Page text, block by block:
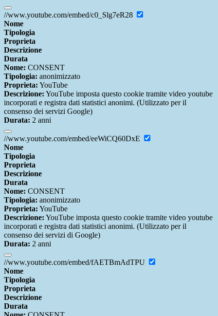
//www.youtube.com/embed/c0_Slg7eR28
Nome
Tipologia
Proprieta
Descrizione
Durata
Nome: CONSENT
Tipologia: anonimizzato
Proprieta: YouTube
Descrizione: YouTube imposta questo cookie tramite video youtube
incorporati e registra dati statistici anonimi. (Utilizzato per il
consenso dei servizi Google)
Durata: 2 anni
//www.youtube.com/embed/eeWiCQ60DxE
Nome
Tipologia
Proprieta
Descrizione
Durata
Nome: CONSENT
Tipologia: anonimizzato
Proprieta: YouTube
Descrizione: YouTube imposta questo cookie tramite video youtube
incorporati e registra dati statistici anonimi. (Utilizzato per il
consenso dei servizi di Google)
Durata: 2 anni
//www.youtube.com/embed/fAETBmAdTPU
Nome
Tipologia
Proprieta
Descrizione
Durata